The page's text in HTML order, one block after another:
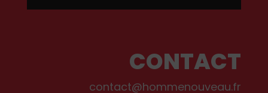
CONTACT
contact@hommenouveau.fr